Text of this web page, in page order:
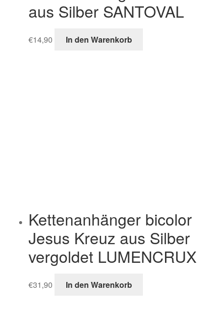
aus Silber SANTOVAL
€14,90 In den Warenkorb
Kettenanhänger bicolor
Jesus Kreuz aus Silber
vergoldet LUMENCRUX
€31,90 In den Warenkorb